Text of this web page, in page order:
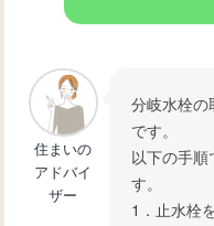
住まいの
アドバイ
ザー
分岐水栓の
です。
以下の手順
す。
1．止水栓